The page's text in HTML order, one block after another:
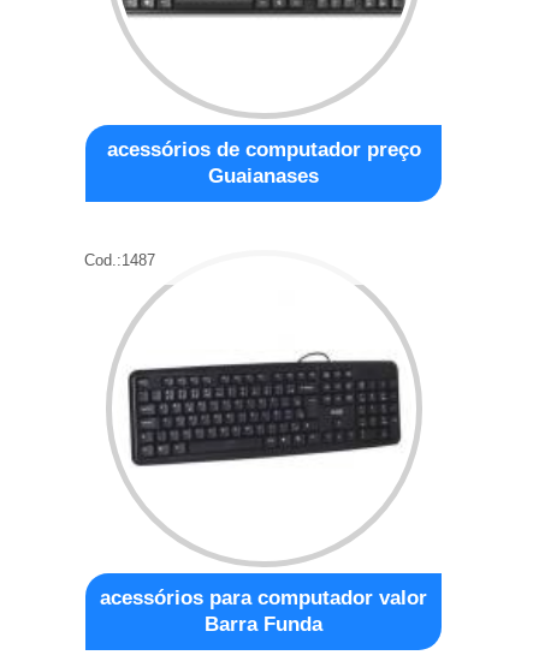
acessórios de computador preço
Guaianases
Cod.:1487
acessórios para computador valor
Barra Funda